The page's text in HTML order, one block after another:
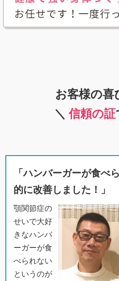
お客様の喜
＼信頼の証
「ハンバーガーが食べ
的に改善しました！」
顎関節症の
せいで大好
きなハンバ
ーガーが食
べられない
というのが